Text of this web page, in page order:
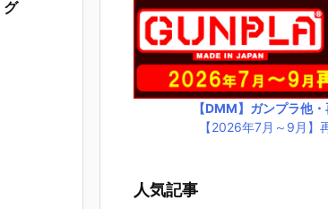
グ
【DMM】ガンプラ他
【2026年7月～9月】
人気記事